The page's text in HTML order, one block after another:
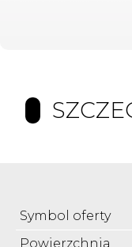
Symbol oferty
Powierzchnia